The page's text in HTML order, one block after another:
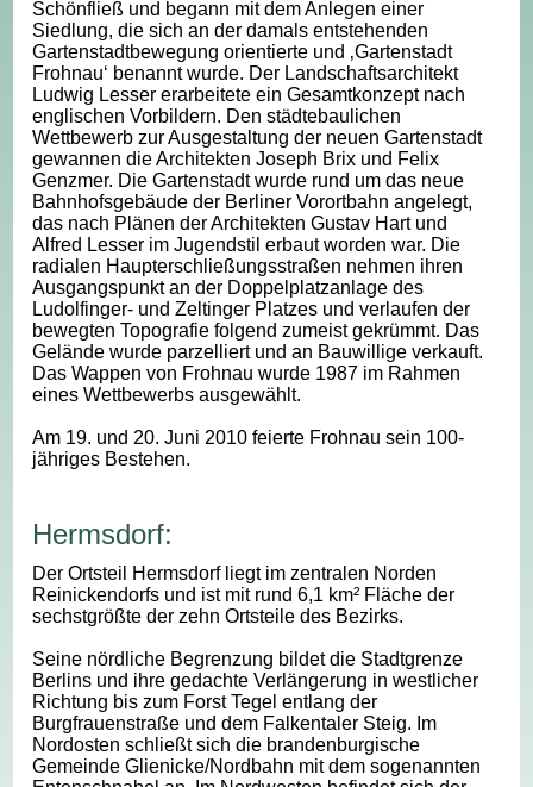
Schönfließ und begann mit dem Anlegen einer
Siedlung, die sich an der damals entstehenden
Gartenstadtbewegung orientierte und ‚Gartenstadt
Frohnau‘ benannt wurde. Der Landschaftsarchitekt
Ludwig Lesser erarbeitete ein Gesamtkonzept nach
englischen Vorbildern. Den städtebaulichen
Wettbewerb zur Ausgestaltung der neuen Gartenstadt
gewannen die Architekten Joseph Brix und Felix
Genzmer. Die Gartenstadt wurde rund um das neue
Bahnhofsgebäude der Berliner Vorortbahn angelegt,
das nach Plänen der Architekten Gustav Hart und
Alfred Lesser im Jugendstil erbaut worden war. Die
radialen Haupterschließungsstraßen nehmen ihren
Ausgangspunkt an der Doppelplatzanlage des
Ludolfinger- und Zeltinger Platzes und verlaufen der
bewegten Topografie folgend zumeist gekrümmt. Das
Gelände wurde parzelliert und an Bauwillige verkauft.
Das Wappen von Frohnau wurde 1987 im Rahmen
eines Wettbewerbs ausgewählt.
Am 19. und 20. Juni 2010 feierte Frohnau sein 100-
jähriges Bestehen.
Hermsdorf:
Der Ortsteil Hermsdorf liegt im zentralen Norden
Reinickendorfs und ist mit rund 6,1 km² Fläche der
sechstgrößte der zehn Ortsteile des Bezirks.
Seine nördliche Begrenzung bildet die Stadtgrenze
Berlins und ihre gedachte Verlängerung in westlicher
Richtung bis zum Forst Tegel entlang der
Burgfrauenstraße und dem Falkentaler Steig. Im
Nordosten schließt sich die brandenburgische
Gemeinde Glienicke/Nordbahn mit dem sogenannten